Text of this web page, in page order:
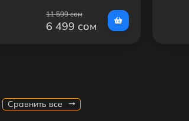
11 599 сом
6 499 сом
Сравнить все